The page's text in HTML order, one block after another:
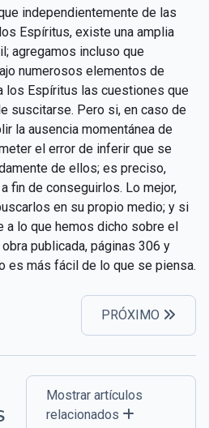
independientemente de las
Espíritus, existe una amplia
agregamos incluso que
numerosos elementos de
los Espíritus las cuestiones que
suscitarse. Pero si, en caso de
la ausencia momentánea de
el error de inferir que se
de ellos; es preciso,
fin de conseguirlos. Lo mejor,
en su propio medio; y si
a lo que hemos dicho sobre el
publicada, páginas 306 y
es más fácil de lo que se piensa.
PRÓXIMO
Mostrar artículos
relacionados